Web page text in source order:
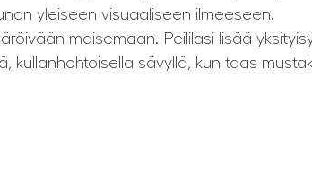
yleiseen visuaaliseen ilmeeseen.
maisemaan. Peililasi lisää
kullanhohtoisella sävyllä, kun taas